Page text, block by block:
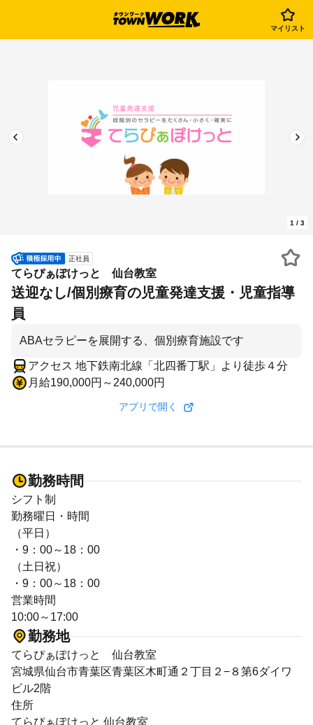
マイリスト
1 / 3
正社員
てらぴぁぽけっと 仙台教室
送迎なし/個別療育の児童発達支援・児童指導
員
ABAセラピーを展開する、個別療育施設です
アクセス 地下鉄南北線「北四番丁駅」より徒歩４分
月給190,000円～240,000円
アプリで開く
勤務時間
シフト制
勤務曜日・時間
（平日）
・9：00～18：00
（土日祝）
・9：00～18：00
営業時間
10:00～17:00
勤務地
てらぴぁぽけっと 仙台教室
宮城県仙台市青葉区青葉区木町通２丁目２−８第6ダイワ
ビル2階
住所
てらぴぁぽけっと 仙台教室